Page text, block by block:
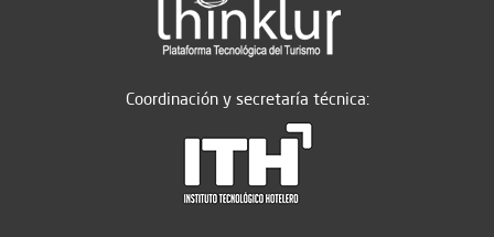
Coordinación y secretaría técnica: